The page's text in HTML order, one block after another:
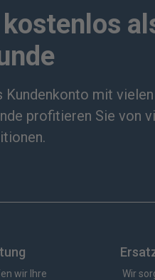
Kundenkonto mit vielen
profitieren Sie von
wir Ihre
Wir